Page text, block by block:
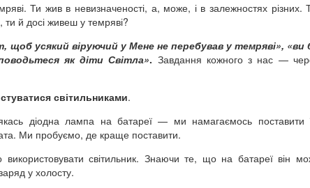
Ти жив в невизначеності, а, може, і в залежностях різних.
й досі живеш у темряві?
щоб усякий віруючий у Мене не перебував у темряві»,
як діти Світла». Завдання кожного з нас —
світильниками.
діодна лампа на батареї — ми намагаємось поставити
Ми пробуємо, де краще поставити.
світильник. Знаючи те, що на батареї він
у холосту.